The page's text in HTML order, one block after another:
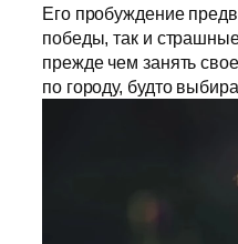
Его пробуждение
победы, так и
прежде чем занять
по городу, будто